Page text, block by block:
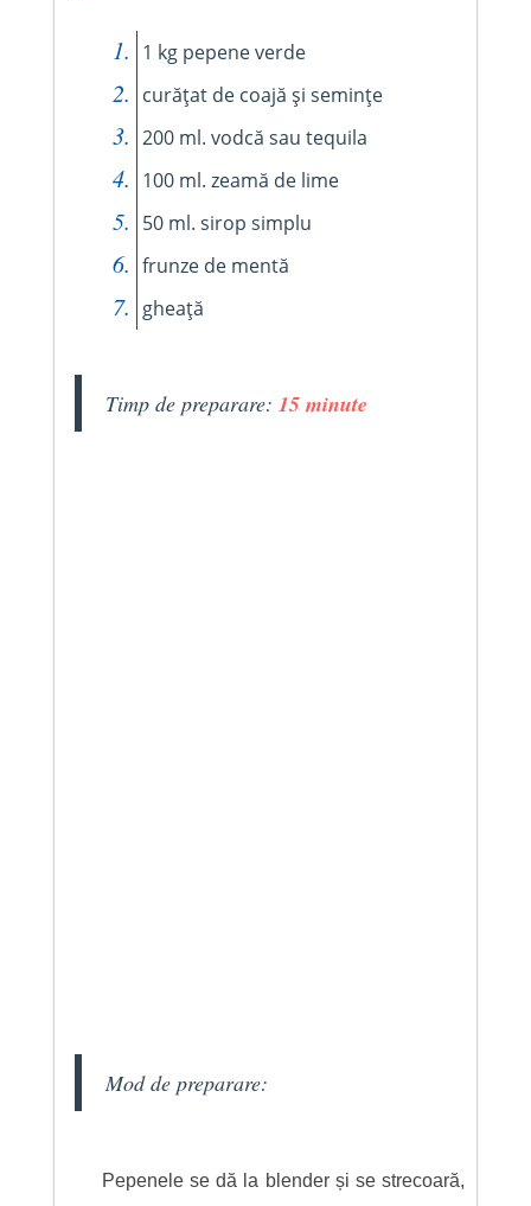
1 kg pepene verde
curățat de coajă și semințe
200 ml. vodcă sau tequila
100 ml. zeamă de lime
50 ml. sirop simplu
frunze de mentă
gheață
Timp de preparare: 15 minute
Mod de preparare:
Pepenele se dă la blender și se strecoară,